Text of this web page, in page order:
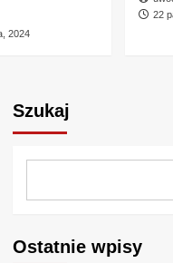
3
2024
22
Szukaj
Ostatnie wpisy